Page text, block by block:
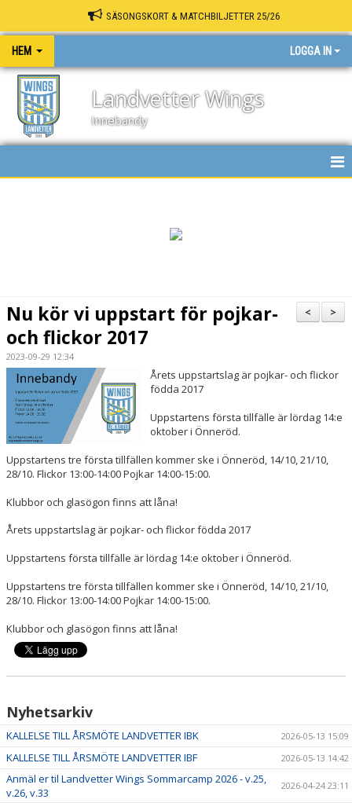
SÄSONGSKORT & MATCHBILJETTER 25/26
HEM LOGGA IN
Landvetter Wings
Innebandy
INNEBANDY PLAY
OM KLUBBEN
PARTNERS
LÄGER
SÄSONGSKORT & BILJETTER
KONTAKT
>
<
Nu kör vi uppstart för pojkar-
och flickor 2017
2023-09-29 12:34
Årets uppstartslag är pojkar- och flickor
födda 2017
Uppstartens första tillfälle är lördag 14:e
oktober i Önneröd.
Uppstartens tre första tillfällen kommer ske i Önneröd, 14/10, 21/10,
28/10. Flickor 13:00-14:00 Pojkar 14:00-15:00.
Klubbor och glasögon finns att låna!
Årets uppstartslag är pojkar- och flickor födda 2017
Uppstartens första tillfälle är lördag 14:e oktober i Önneröd.
Uppstartens tre första tillfällen kommer ske i Önneröd, 14/10, 21/10,
28/10. Flickor 13:00-14:00 Pojkar 14:00-15:00.
Klubbor och glasögon finns att låna!
Nyhetsarkiv
KALLELSE TILL ÅRSMÖTE LANDVETTER IBK 2026-05-13 15:09
KALLELSE TILL ÅRSMÖTE LANDVETTER IBF 2026-05-13 14:42
Anmäl er til Landvetter Wings Sommarcamp 2026 - v.25,
v.26, v.33
2026-04-24 23:11